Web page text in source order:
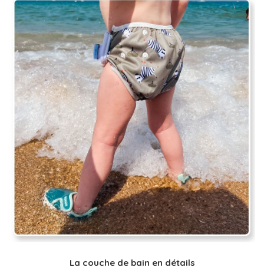
(3 avis)
La couche de bain en détails